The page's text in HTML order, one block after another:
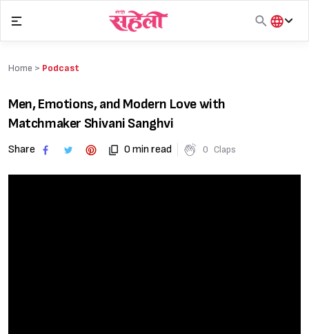
content
हिंदी
Home > Podcast
Men, Emotions, and Modern Love with
Matchmaker Shivani Sanghvi
Share 0 min read 0 Claps